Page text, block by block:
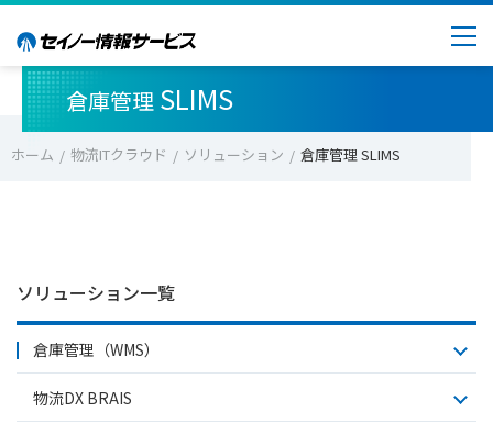
倉庫管理 SLIMS
ホーム 物流ITクラウド ソリューション 倉庫管理 SLIMS
ソリューション一覧
倉庫管理（WMS）
物流DX BRAIS​